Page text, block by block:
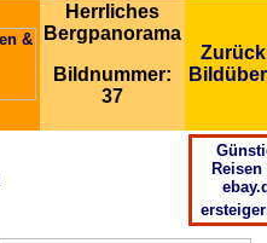
Herrliches
Bergpanorama
Bildnummer:
37
Reisen